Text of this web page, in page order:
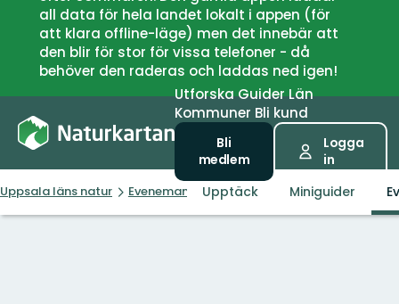
all data för hela landet lokalt i appen (för
att klara offline-läge) men det innebär att
den blir för stor för vissa telefoner - då
behöver den raderas och laddas ned igen!
UtforskaGuiderLän
Kommuner Bli kund
Bli
medlem
Logga
in
Uppsala läns natur Evenemang Småkrypsspanarna i Årike-Fyris
Upptäck Miniguider